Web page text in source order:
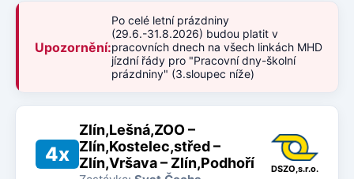
Upozornění:
Po celé letní prázdniny
(29.6.-31.8.2026) budou platit v
pracovních dnech na všech linkách MHD
jízdní řády pro "Pracovní dny-školní
prázdniny" (3.sloupec níže)
4x
Zlín,Lešná,ZOO –
Zlín,Kostelec,střed –
Zlín,Vršava – Zlín,Podhoří
DSZO,s.r.o.